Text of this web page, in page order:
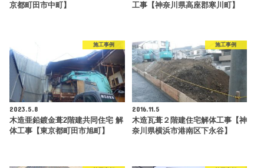
京都町田市中町】
工事【神奈川県高座郡寒川町】
施工事例
2023.5.8
木造亜鉛鍍金葺2階建共同住宅 解
体工事【東京都町田市旭町】
施工事例
2016.11.5
木造瓦葺２階建住宅解体工事【神
奈川県横浜市港南区下永谷】